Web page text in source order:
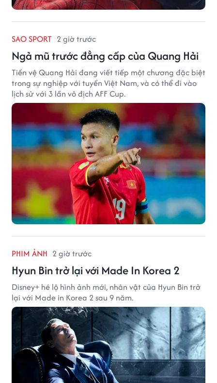
SAO SPORT 2 giờ trước
Ngả mũ trước đẳng cấp của Quang Hải
Tiền vệ Quang Hải đang viết tiếp một chương đặc biệt
trong sự nghiệp với tuyển Việt Nam, và có thể đi vào
lịch sử với 3 lần vô địch AFF Cup.
PHIM ẢNH 2 giờ trước
Hyun Bin trở lại với Made In Korea 2
Disney+ hé lộ hình ảnh mới, nhân vật của Hyun Bin trở
lại với Made in Korea 2 sau 9 năm.